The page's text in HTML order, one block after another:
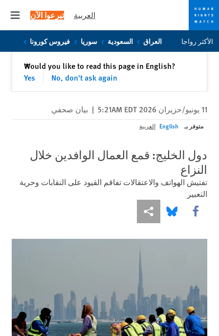
Skip
to
Skip
to
العربية تبرعوا الآن
الأكثر رواجا العراق السعودية سوريا فيروس كورونا
Would you like to read this page in English?
Yes
No, don't ask again
✕إغلاق
11 يونيو/حزيران 2026 5:21AM EDT | بيان صحفي
متوفر بـ English العربية
دول الخليج: قمع العمال الوافدين خلال
النزاع
تفتيش الهواتف والاعتقالات تفاقم القيود على النقابات وحرية
التعبير
Share this via Facebook
Share this via Bluesky
Share this via مشاركة